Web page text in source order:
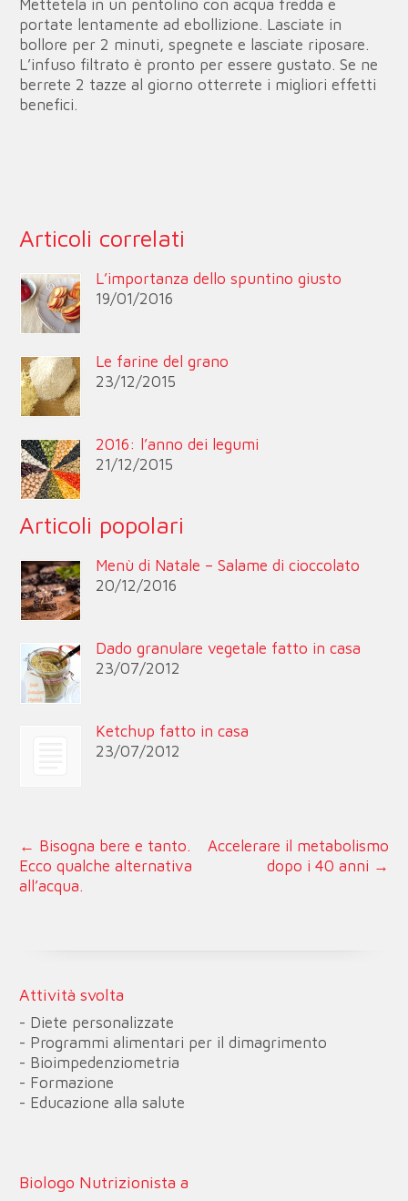
Mettetela in un pentolino con acqua fredda e
portate lentamente ad ebollizione. Lasciate in
bollore per 2 minuti, spegnete e lasciate riposare.
L’infuso filtrato è pronto per essere gustato. Se ne
berrete 2 tazze al giorno otterrete i migliori effetti
benefici.
Articoli correlati
L’importanza dello spuntino giusto
19/01/2016
Le farine del grano
23/12/2015
2016: l’anno dei legumi
21/12/2015
Articoli popolari
Menù di Natale – Salame di cioccolato
20/12/2016
Dado granulare vegetale fatto in casa
23/07/2012
Ketchup fatto in casa
23/07/2012
← Bisogna bere e tanto.
Ecco qualche alternativa
all’acqua.
Accelerare il metabolismo
dopo i 40 anni →
Attività svolta
- Diete personalizzate
- Programmi alimentari per il dimagrimento
- Bioimpedenziometria
- Formazione
- Educazione alla salute
Biologo Nutrizionista a